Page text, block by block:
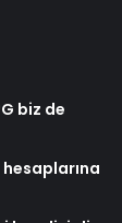
biz de
hesaplarına